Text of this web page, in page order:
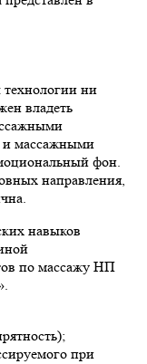
технологии ни
владеть
и массажными
фон.
направления,
навыков
по массажу НП
при